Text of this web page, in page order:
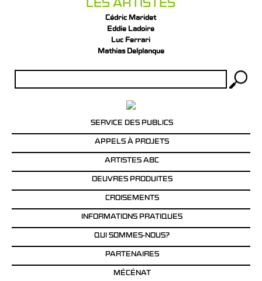
LES ARTISTES
Cédric Maridet
Eddie Ladoire
Luc Ferrari
Mathias Delplanque
SERVICE DES PUBLICS
APPELS À PROJETS
ARTISTES ABC
OEUVRES PRODUITES
CROISEMENTS
INFORMATIONS PRATIQUES
QUI SOMMES-NOUS?
PARTENAIRES
MÉCÉNAT